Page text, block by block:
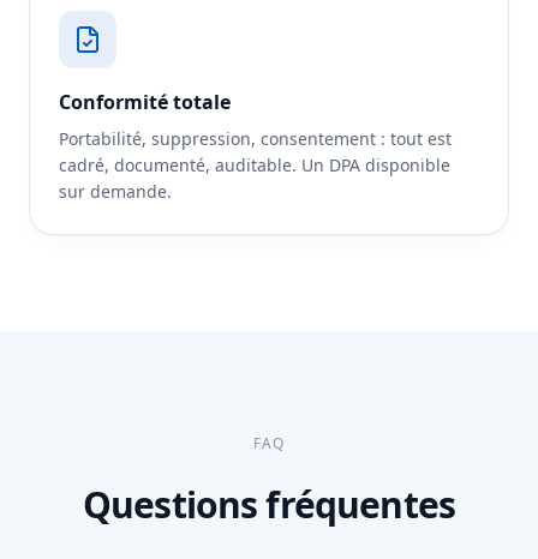
Conformité totale
Portabilité, suppression, consentement : tout est
cadré, documenté, auditable. Un DPA disponible
sur demande.
FAQ
Questions fréquentes